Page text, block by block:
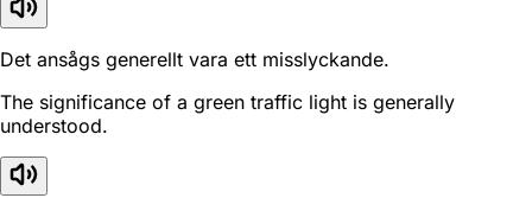
Det ansågs generellt vara ett misslyckande.
The significance of a green traffic light is generally
understood.